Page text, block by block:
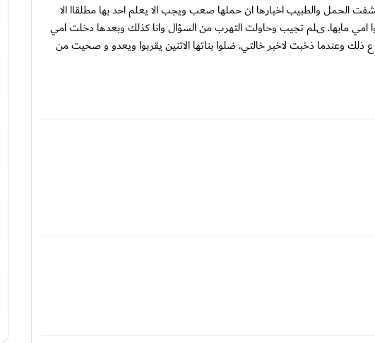
الحمل والطبيب اخبارها ان حملها صعب ويجب الا يعلم احد بها مطلقاا الا
امي مابها. ىلم تجيب وحاولت التهرب من السؤال وانا كذلك وبعدها دخلت امي
وعندما ذخبت لاخبر خالتي. ضلوا بناتها الاتنين يقربوا ويعدو و صحيت من